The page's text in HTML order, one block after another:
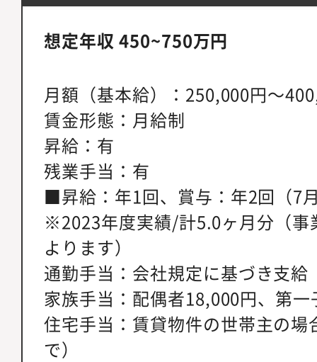
想定年収 450~750万円
月額（基本給）：250,000円～
賃金形態：月給制
昇給：有
残業手当：有
■昇給：年1回、賞与：年2回（7
※2023年度実績/計5.0ヶ月分（事
よります）
通勤手当：会社規定に基づき支給
家族手当：配偶者18,000円、第
住宅手当：賃貸物件の世帯主の
で）